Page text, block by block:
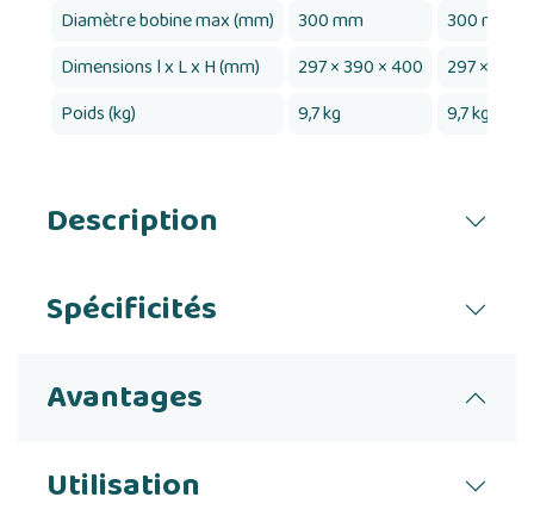
Diamètre bobine max (mm)
300 mm
300 mm
Dimensions l x L x H (mm)
297 × 390 × 400
297 × 390
Poids (kg)
9,7 kg 9,7 kg
Description
Spécificités
Avantages
Utilisation